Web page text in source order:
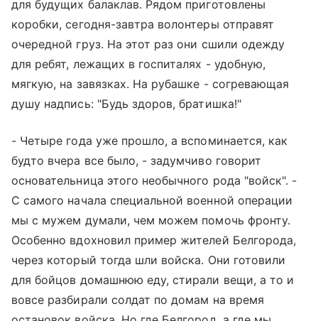
для будущих балаклав. Рядом приготовлены
коробки, сегодня-завтра волонтеры отправят
очередной груз. На этот раз они сшили одежду
для ребят, лежащих в госпиталях - удобную,
мягкую, на завязках. На рубашке - согревающая
душу надпись: "Будь здоров, братишка!"
- Четыре года уже прошло, а вспоминается, как
будто вчера все было, - задумчиво говорит
основательница этого необычного рода "войск". -
С самого начала специальной военной операции
мы с мужем думали, чем можем помочь фронту.
Особенно вдохновил пример жителей Белгорода,
через который тогда шли войска. Они готовили
для бойцов домашнюю еду, стирали вещи, а то и
вовсе разбирали солдат по домам на время